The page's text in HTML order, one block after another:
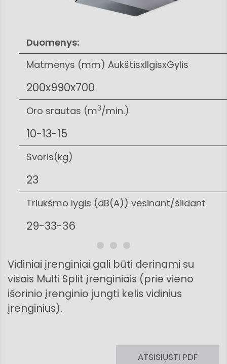
Duomenys:
Matmenys (mm) AukštisxIlgisxGylis
200x990x700
Oro srautas (m3/min.)
10-13-15
Svoris(kg)
23
Triukšmo lygis (dB(A)) vėsinant/šildant
29-33-36
Vidiniai įrenginiai gali būti derinami su
visais Multi Split įrenginiais (prie vieno
išorinio įrenginio jungti kelis vidinius
įrenginius).
ATSISIŲSTI PDF